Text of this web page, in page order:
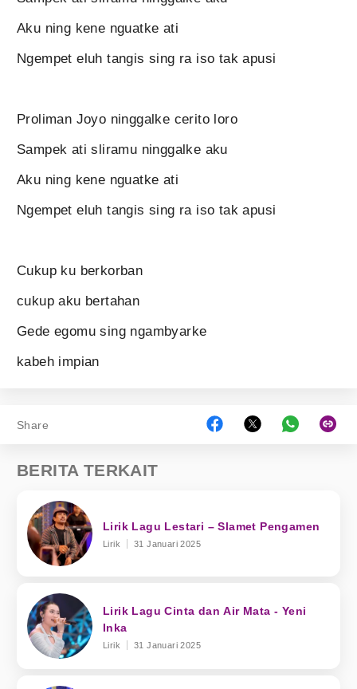
Aku ning kene nguatke ati
Ngempet eluh tangis sing ra iso tak apusi
Proliman Joyo ninggalke cerito loro
Sampek ati sliramu ninggalke aku
Aku ning kene nguatke ati
Ngempet eluh tangis sing ra iso tak apusi
Cukup ku berkorban
cukup aku bertahan
Gede egomu sing ngambyarke
kabeh impian
Share
BERITA TERKAIT
Lirik Lagu Lestari – Slamet Pengamen
Lirik 31 Januari 2025
Lirik Lagu Cinta dan Air Mata - Yeni
Inka
Lirik 31 Januari 2025